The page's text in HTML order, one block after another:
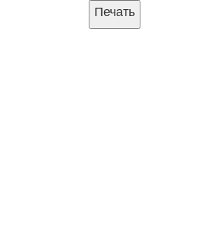
Печать